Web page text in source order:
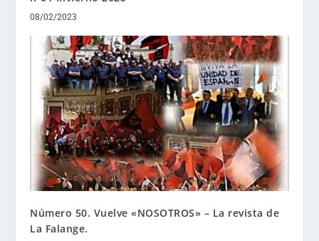
08/02/2023
Número 50. Vuelve «NOSOTROS» – La revista de
La Falange.